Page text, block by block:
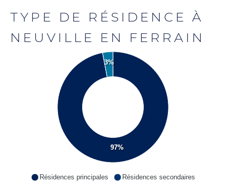
TYPE DE RÉSIDENCE À
NEUVILLE EN FERRAIN
97%
3%
Résidences principales
Résidences secondaires